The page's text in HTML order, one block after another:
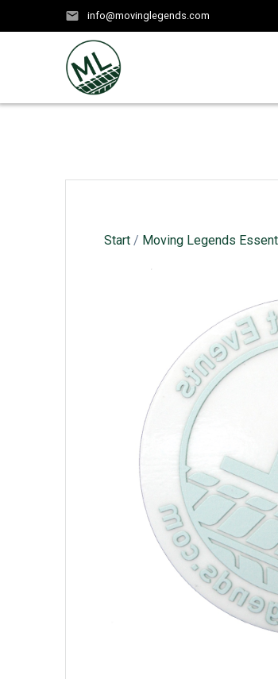
info@movinglegends.com
Start / Moving Legends